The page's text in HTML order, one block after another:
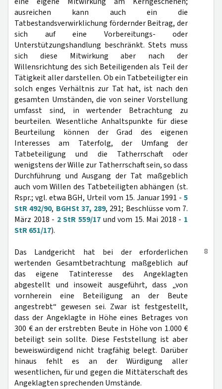
ausreichen kann auch ein die
Tatbestandsverwirklichung fördernder Beitrag, der
sich auf eine Vorbereitungs- oder
Unterstützungshandlung beschränkt. Stets muss
sich diese Mitwirkung aber nach der
Willensrichtung des sich Beteiligenden als Teil der
Tätigkeit aller darstellen. Ob ein Tatbeteiligter ein
solch enges Verhältnis zur Tat hat, ist nach den
gesamten Umständen, die von seiner Vorstellung
umfasst sind, in wertender Betrachtung zu
beurteilen. Wesentliche Anhaltspunkte für diese
Beurteilung können der Grad des eigenen
Interesses am Taterfolg, der Umfang der
Tatbeteiligung und die Tatherrschaft oder
wenigstens der Wille zur Tatherrschaft sein, so dass
Durchführung und Ausgang der Tat maßgeblich
auch vom Willen des Tatbeteiligten abhängen (st.
Rspr.; vgl. etwa BGH, Urteil vom 15. Januar 1991 - 5
StR 492/90, BGHSt 37, 289, 291; Beschlüsse vom 7.
März 2018 - 2 StR 559/17und vom 15. Mai 2018 - 1
StR 651/17).
8
Das Landgericht hat bei der erforderlichen
wertenden Gesamtbetrachtung maßgeblich auf
das eigene Tatinteresse des Angeklagten
abgestellt und insoweit ausgeführt, dass „von
vornherein eine Beteiligung an der Beute
angestrebt“ gewesen sei. Zwar ist festgestellt,
dass der Angeklagte in Höhe eines Betrages von
300 € an der erstrebten Beute in Höhe von 1.000 €
beteiligt sein sollte. Diese Feststellung ist aber
beweiswürdigend nicht tragfähig belegt. Darüber
hinaus fehlt es an der Würdigung aller
wesentlichen, für und gegen die Mittäterschaft des
Angeklagten sprechenden Umstände.